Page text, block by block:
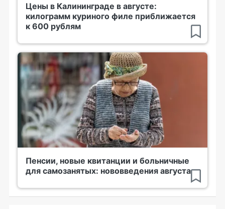
Цены в Калининграде в августе:
килограмм куриного филе приближается
к 600 рублям
Пенсии, новые квитанции и больничные
для самозанятых: нововведения августа